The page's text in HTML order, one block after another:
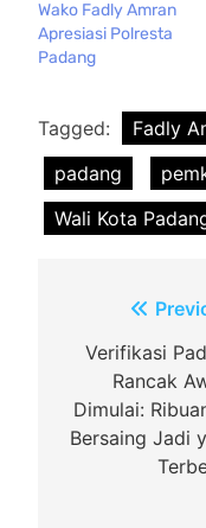
Wako Fadly Amran
Apresiasi Polresta
Padang
Tagged: Fadly
padang
Wali Kota
Navigasi
pos
Verifikasi
Rancak
Dimulai:
Bersaing Jadi